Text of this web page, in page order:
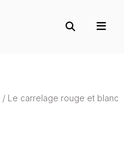
/ Le carrelage rouge et blanc